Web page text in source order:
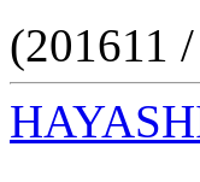
(201611